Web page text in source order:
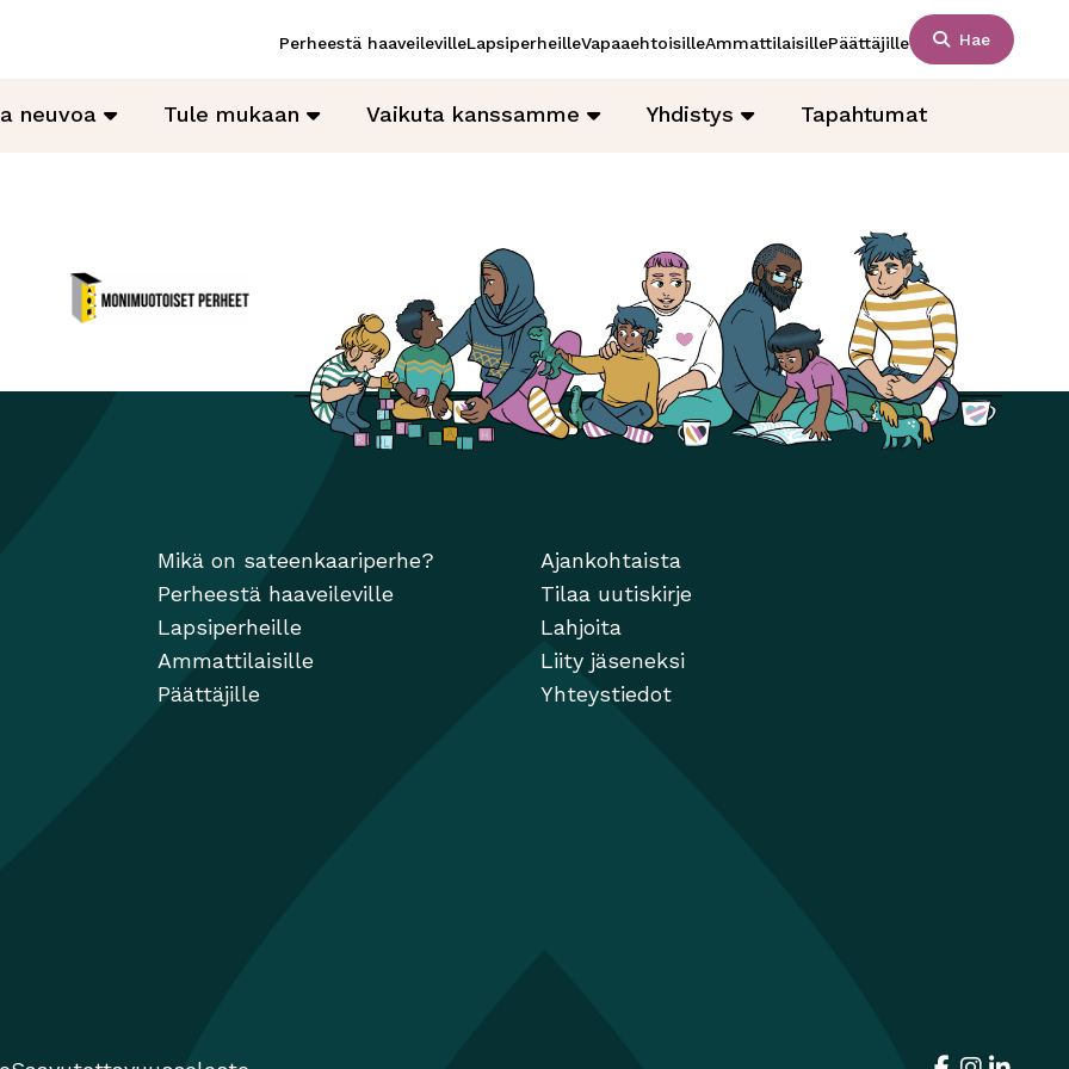
Perheestä haaveilevilleLapsiperheilleVapaaehtoisilleAmmattilaisillePäättäjille Hae
neuvoa Tule mukaan Vaikuta kanssamme Yhdistys Tapahtumat
Mikä on sateenkaariperhe?
Perheestä haaveileville
Lapsiperheille
Ammattilaisille
Päättäjille
Ajankohtaista
Tilaa uutiskirje
Lahjoita
Liity jäseneksi
Yhteystiedot